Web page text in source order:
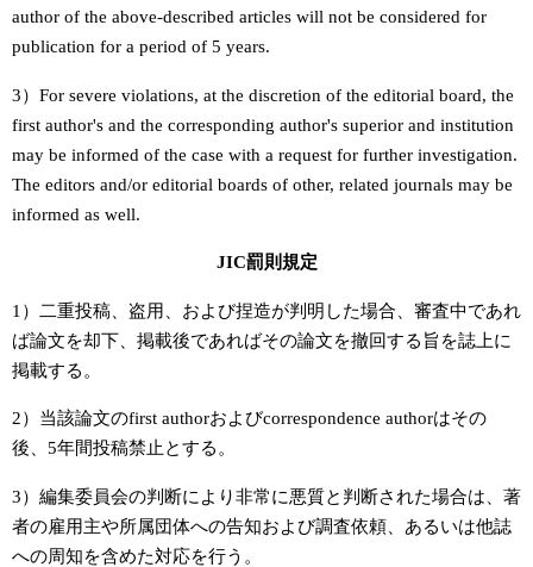
author of the above-described articles will not be considered for
publication for a period of 5 years.
3）For severe violations, at the discretion of the editorial board, the
first author's and the corresponding author's superior and institution
may be informed of the case with a request for further investigation.
The editors and/or editorial boards of other, related journals may be
informed as well.
JIC罰則規定
1）二重投稿、盗用、および捏造が判明した場合、審査中であれ
ば論文を却下、掲載後であればその論文を撤回する旨を誌上に
掲載する。
2）当該論文のfirst authorおよびcorrespondence authorはその
後、5年間投稿禁止とする。
3）編集委員会の判断により非常に悪質と判断された場合は、著
者の雇用主や所属団体への告知および調査依頼、あるいは他誌
への周知を含めた対応を行う。